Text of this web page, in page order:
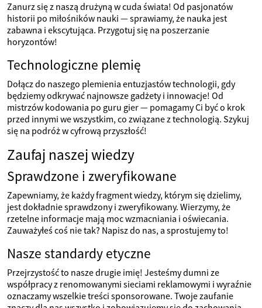
Zanurz się z naszą drużyną w cuda świata! Od pasjonatów
historii po miłośników nauki — sprawiamy, że nauka jest
zabawna i ekscytująca. Przygotuj się na poszerzanie
horyzontów!
Technologiczne plemię
Dołącz do naszego plemienia entuzjastów technologii, gdy
będziemy odkrywać najnowsze gadżety i innowacje! Od
mistrzów kodowania po guru gier — pomagamy Ci być o krok
przed innymi we wszystkim, co związane z technologią. Szykuj
się na podróż w cyfrową przyszłość!
Zaufaj naszej wiedzy
Sprawdzone i zweryfikowane
Zapewniamy, że każdy fragment wiedzy, którym się dzielimy,
jest dokładnie sprawdzony i zweryfikowany. Wierzymy, że
rzetelne informacje mają moc wzmacniania i oświecania.
Zauważyłeś coś nie tak? Napisz do nas, a sprostujemy to!
Nasze standardy etyczne
Przejrzystość to nasze drugie imię! Jesteśmy dumni ze
współpracy z renomowanymi sieciami reklamowymi i wyraźnie
oznaczamy wszelkie treści sponsorowane. Twoje zaufanie